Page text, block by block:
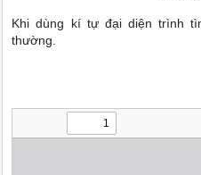
Khi dùng kí tự đại diện trình
thường.